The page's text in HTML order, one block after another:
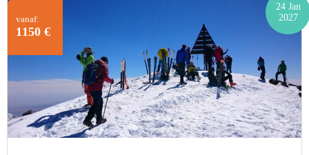
vanaf:
1150 €
24 Jan
2027